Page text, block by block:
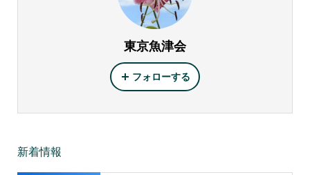
東京魚津会
フォローする
新着情報